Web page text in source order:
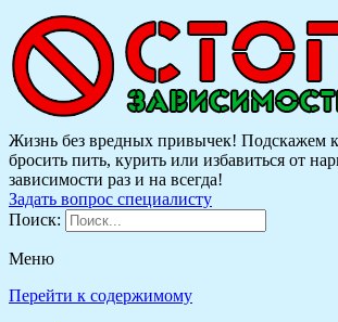
Жизнь без вредных привычек! Подскажем
бросить пить, курить или избавиться от
зависимости раз и на всегда!
Задать вопрос специалисту
Поиск:
Меню
Перейти к содержимому